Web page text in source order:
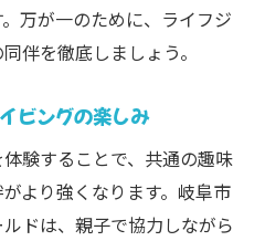
万が一のために、ライフジ
伴を徹底しましょう。
ビングの楽しみ
験することで、共通の趣味
より強くなります。岐阜市
ドは、親子で協力しながら